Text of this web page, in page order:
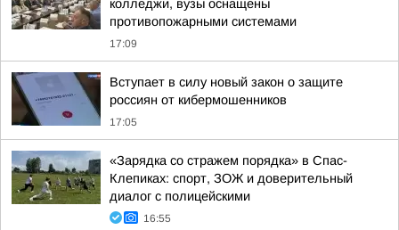
колледжи, вузы оснащены
противопожарными системами
17:09
Вступает в силу новый закон о защите
россиян от кибермошенников
17:05
«Зарядка со стражем порядка» в Спас-
Клепиках: спорт, ЗОЖ и доверительный
диалог с полицейскими
16:55